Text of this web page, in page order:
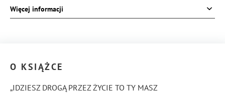
ISBN:
978-83-8351-638-7
Więcej informacji
O KSIĄŻCE
„IDZIESZ DROGĄ PRZEZ ŻYCIE TO TY MASZ